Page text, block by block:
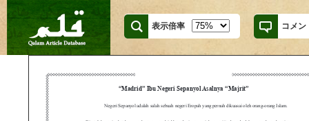
表示倍率 コメン